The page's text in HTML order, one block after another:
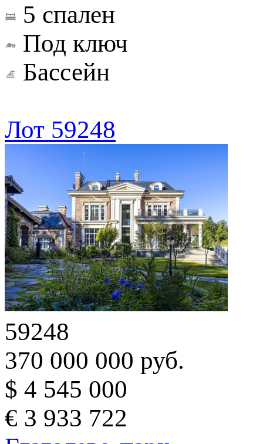
5 спален
Под ключ
Бассейн
Лот 59248
59248
370 000 000 руб.
$ 4 545 000
€ 3 933 722